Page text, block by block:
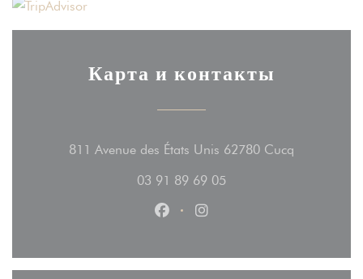
Карта и контакты
811 Avenue des États Unis 62780 Cucq
03 91 89 69 05
Facebook ((открывается в
Instagram ((открывается